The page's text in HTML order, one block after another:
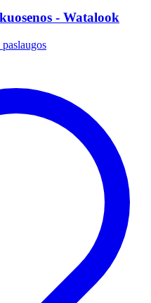
- Watalook